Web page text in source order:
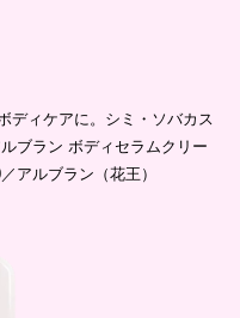
ディケアに。シミ・ソバカス
ブラン ボディセラムクリー
アルブラン（花王）